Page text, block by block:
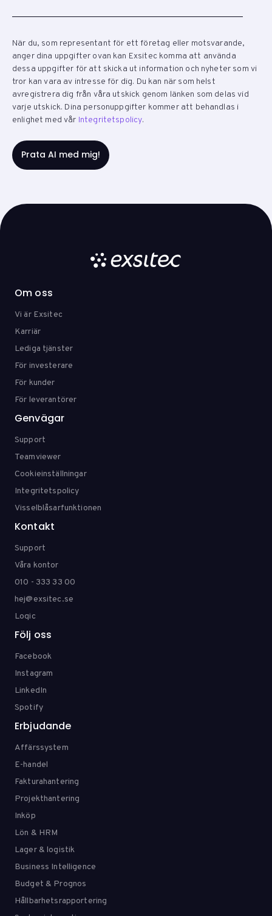
När du, som representant för ett företag eller motsvarande,
anger dina uppgifter ovan kan Exsitec komma att använda
dessa uppgifter för att skicka ut information och nyheter som vi
tror kan vara av intresse för dig. Du kan när som helst
avregistrera dig från våra utskick genom länken som delas vid
varje utskick. Dina personuppgifter kommer att behandlas i
enlighet med vår Integritetspolicy.
Om oss
Vi är Exsitec
Karriär
Lediga tjänster
För investerare
För kunder
För leverantörer
Genvägar
Support
Teamviewer
Cookieinställningar
Integritetspolicy
Visselblåsarfunktionen
Kontakt
Support
Våra kontor
010 - 333 33 00
hej@exsitec.se
Loqic
Följ oss
Facebook
Instagram
LinkedIn
Spotify
Erbjudande
Affärssystem
E-handel
Fakturahantering
Projekthantering
Inköp
Lön & HRM
Lager & logistik
Business Intelligence
Budget & Prognos
Hållbarhetsrapportering